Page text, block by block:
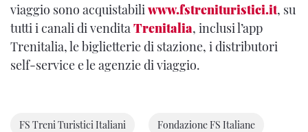
viaggio sono acquistabili www.fstrenituristici.it, su
tutti i canali di vendita Trenitalia, inclusi l’app
Trenitalia, le biglietterie di stazione, i distributori
self-service e le agenzie di viaggio.
FS Treni Turistici Italiani Fondazione FS Italiane